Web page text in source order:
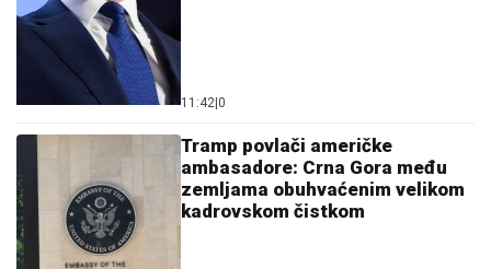
11:42 0
Tramp povlači američke
ambasadore: Crna Gora među
zemljama obuhvaćenim velikom
kadrovskom čistkom